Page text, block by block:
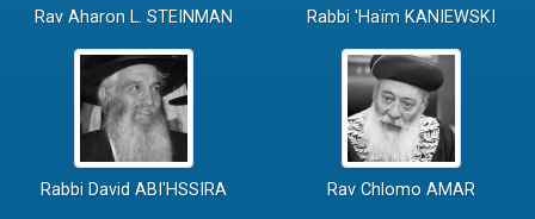
Rav Aharon L. STEINMAN Rabbi 'Haïm KANIEWSKI
Rabbi David ABI'HSSIRA Rav Chlomo AMAR